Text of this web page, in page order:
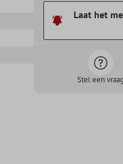
Laat het
Stel een vraag